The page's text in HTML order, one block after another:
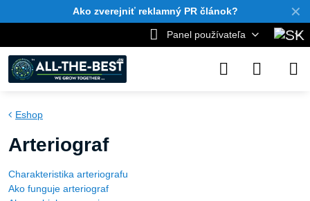
✕
Ako zverejniť reklamný PR článok?
Panel používateľa
Eshop
Arteriograf
Charakteristika arteriografu
Ako funguje arteriograf